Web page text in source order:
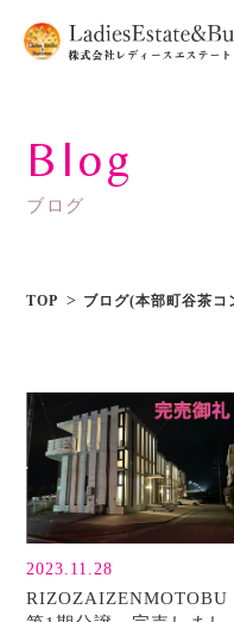
Blog
ブログ
TOP ブログ(本部町谷茶コ
2023.11.28